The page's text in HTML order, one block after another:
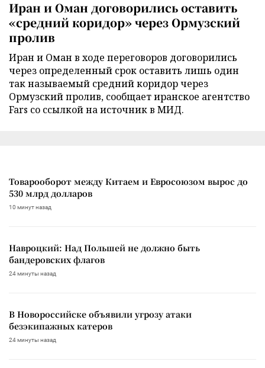
Иран и Оман договорились оставить
«средний коридор» через Ормузский
пролив
Иран и Оман в ходе переговоров договорились
через определенный срок оставить лишь один
так называемый средний коридор через
Ормузский пролив, сообщает иранское агентство
Fars со ссылкой на источник в МИД.
Товарооборот между Китаем и Евросоюзом вырос до
530 млрд долларов
10 минут назад
Навроцкий: Над Польшей не должно быть
бандеровских флагов
24 минуты назад
В Новороссийске объявили угрозу атаки
безэкипажных катеров
24 минуты назад